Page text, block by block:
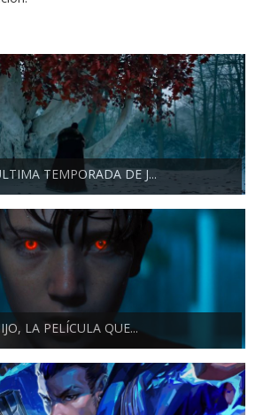
TEMPORADA DE J...
LA PELÍCULA QUE...